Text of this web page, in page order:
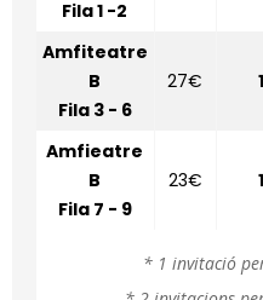
Fila 1 -2
Amfiteatre
B
Fila 3 - 6
27€
Amfieatre
B
Fila 7 - 9
23€
* 1 invitació